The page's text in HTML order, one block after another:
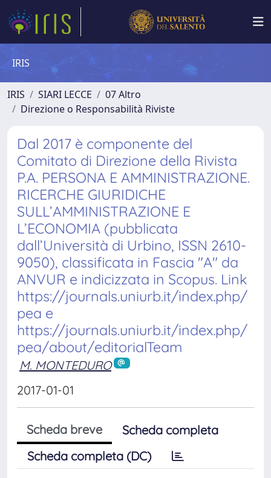
IRIS
IRIS SIARI LECCE
07 Altro
Direzione o Responsabilità Riviste
Dal 2017 è componente del
Comitato di Direzione della Rivista
P.A. PERSONA E AMMINISTRAZIONE.
RICERCHE GIURIDICHE
SULL’AMMINISTRAZIONE E
L’ECONOMIA (pubblicata
dall’Università di Urbino, ISSN 2610-
9050), classificata in Fascia "A" da
ANVUR e indicizzata in Scopus. Link
https://journals.uniurb.it/index.php/
pea e
https://journals.uniurb.it/index.php/
pea/about/editorialTeam
M. MONTEDURO
2017-01-01
Scheda breve
Scheda completa
Scheda completa (DC)